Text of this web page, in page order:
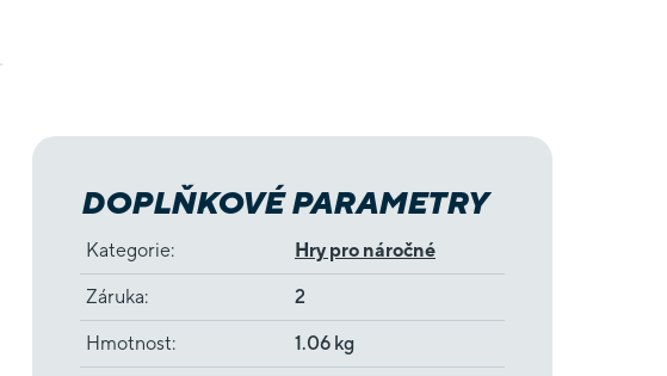
DOPLŇKOVÉ PARAMETRY
Kategorie: Hry pro náročné
Záruka: 2
Hmotnost: 1.06 kg